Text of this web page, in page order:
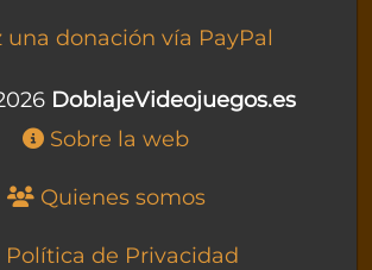
una donación vía PayPal
DoblajeVideojuegos.es
Sobre la web
Quienes somos
Política de Privacidad